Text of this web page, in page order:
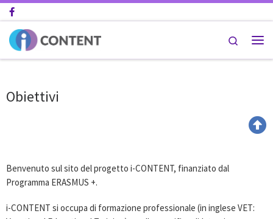
Search
Obiettivi
Benvenuto sul sito del progetto i-CONTENT, finanziato dal
Programma ERASMUS +.
i-CONTENT si occupa di formazione professionale (in inglese VET: